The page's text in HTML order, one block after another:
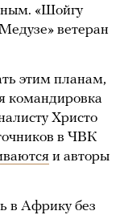
«Шойгу
ветеран
этим планам,
командировка
Христо
в ЧВК
и авторы
в Африку без